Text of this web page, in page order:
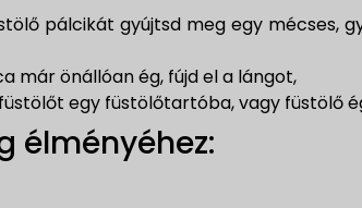
pálcikát gyújtsd meg egy mécses,
már önállóan ég, fújd el a lángot,
egy füstölőtartóba, vagy füstölő
élményéhez: